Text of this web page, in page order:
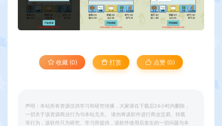
收藏 (0) 打赏 点赞 (0)
声明：本站所有资源仅供学习和研究传播，大家请在下载后24小时内删除，
一切关于该资源商业行为与本站无关。 请勿将该软件进行商业交易、转载
等行为，该软件只为研究、学习所提供，该软件使用后发生的一切问题与本